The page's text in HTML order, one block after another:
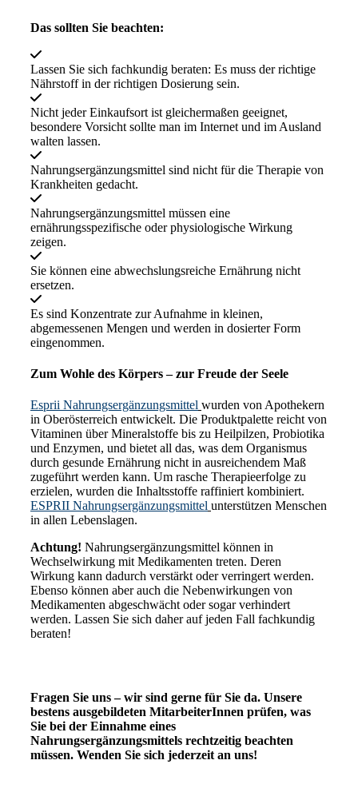
Das sollten Sie beachten:
Lassen Sie sich fachkundig beraten: Es muss der richtige
Nährstoff in der richtigen Dosierung sein.
Nicht jeder Einkaufsort ist gleichermaßen geeignet,
besondere Vorsicht sollte man im Internet und im Ausland
walten lassen.
Nahrungsergänzungsmittel sind nicht für die Therapie von
Krankheiten gedacht.
Nahrungsergänzungsmittel müssen eine
ernährungsspezifische oder physiologische Wirkung
zeigen.
Sie können eine abwechslungsreiche Ernährung nicht
ersetzen.
Es sind Konzentrate zur Aufnahme in kleinen,
abgemessenen Mengen und werden in dosierter Form
eingenommen.
Zum Wohle des Körpers – zur Freude der Seele
Esprii Nahrungsergänzungsmittel wurden von Apothekern
in Oberösterreich entwickelt. Die Produktpalette reicht von
Vitaminen über Mineralstoffe bis zu Heilpilzen, Probiotika
und Enzymen, und bietet all das, was dem Organismus
durch gesunde Ernährung nicht in ausreichendem Maß
zugeführt werden kann. Um rasche Therapieerfolge zu
erzielen, wurden die Inhaltsstoffe raffiniert kombiniert.
ESPRII Nahrungsergänzungsmittel unterstützen Menschen
in allen Lebenslagen.
Achtung! Nahrungsergänzungsmittel können in
Wechselwirkung mit Medikamenten treten. Deren
Wirkung kann dadurch verstärkt oder verringert werden.
Ebenso können aber auch die Nebenwirkungen von
Medikamenten abgeschwächt oder sogar verhindert
werden. Lassen Sie sich daher auf jeden Fall fachkundig
beraten!
Fragen Sie uns – wir sind gerne für Sie da. Unsere
bestens ausgebildeten MitarbeiterInnen prüfen, was
Sie bei der Einnahme eines
Nahrungsergänzungsmittels rechtzeitig beachten
müssen. Wenden Sie sich jederzeit an uns!